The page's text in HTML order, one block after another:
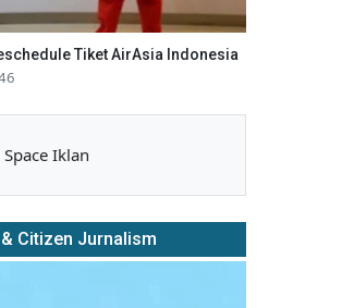
Tiket AirAsia Indonesia
Space Iklan
Citizen Jurnalism